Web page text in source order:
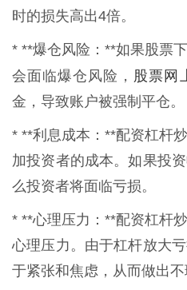
时的损失高出4倍。
* **爆仓风险：**如果股票
会面临爆仓风险， 股票网
金，导致账户被强制平仓。
* **利息成本：**配资杠杆
加投资者的成本。如果投
么投资者将面临亏损。
* **心理压力：**配资杠杆
心理压力。由于杠杆放大
于紧张和焦虑，从而做出不